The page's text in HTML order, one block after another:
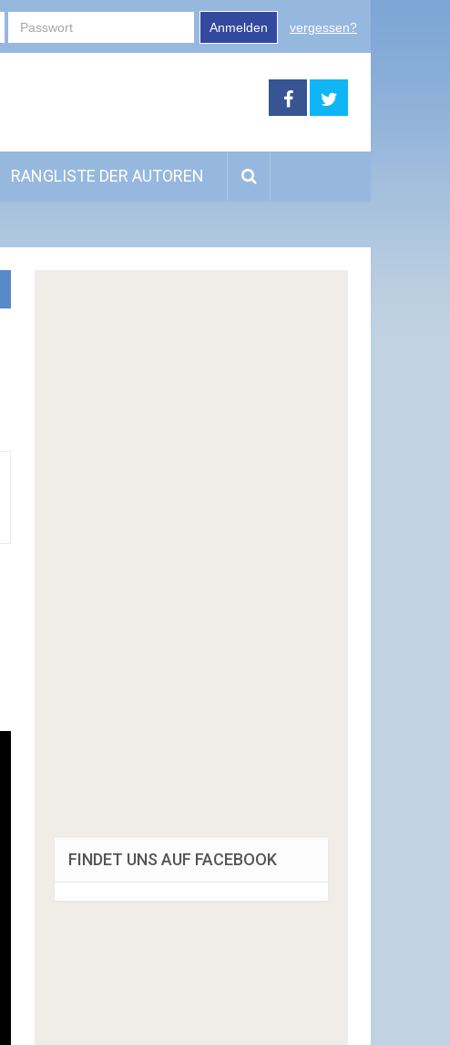
Anmelden vergessen?
RANGLISTE DER AUTOREN
FINDET UNS AUF FACEBOOK